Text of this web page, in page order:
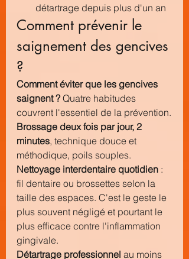
détartrage depuis plus d'un an
Comment prévenir le
saignement des gencives
?
Comment éviter que les gencives
saignent ? Quatre habitudes
couvrent l'essentiel de la prévention.
Brossage deux fois par jour, 2
minutes, technique douce et
méthodique, poils souples.
Nettoyage interdentaire quotidien :
fil dentaire ou brossettes selon la
taille des espaces. C'est le geste le
plus souvent négligé et pourtant le
plus efficace contre l'inflammation
gingivale.
Détartrage professionnel au moins